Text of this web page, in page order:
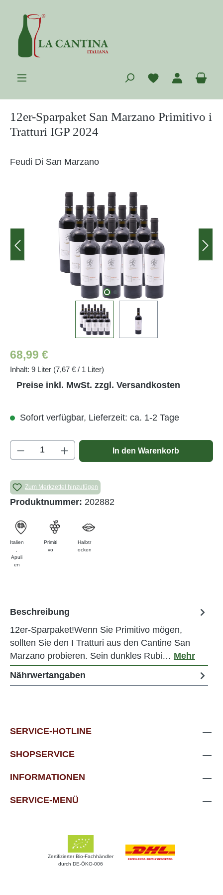
Zum Hauptinhalt springen
Du hast 0
12er-Sparpaket San Marzano Primitivo i
Tratturi IGP 2024
Feudi Di San Marzano
Bildergalerie überspringen
Regulärer Preis:
68,99 €
Inhalt: 9 Liter (7,67 € / 1 Liter)
Preise inkl. MwSt. zzgl. Versandkosten
Sofort verfügbar, Lieferzeit: ca. 1-2 Tage
Produkt Anzahl: Gib den gewünschten
In den Warenkorb
Zum Merkzettel hinzufügen
Produktnummer: 202882
Italien
Apuli
en
Primiti
vo
Halbtr
ocken
Beschreibung
12er-Sparpaket!Wenn Sie Primitivo mögen,
sollten Sie den I Tratturi aus den Cantine San
Marzano probieren. Sein dunkles Rubi… Mehr
Nährwertangaben
SERVICE-HOTLINE
SHOPSERVICE
INFORMATIONEN
SERVICE-MENÜ
Zertifizierter Bio-Fachhändler
durch DE-ÖKO-006